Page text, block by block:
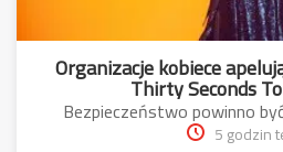
Organizacje kobiece
Thirty Seconds
Bezpieczeństwo powinno
5 godzin